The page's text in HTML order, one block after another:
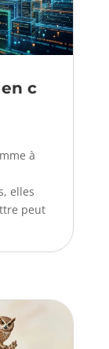
c
à
elles
peut